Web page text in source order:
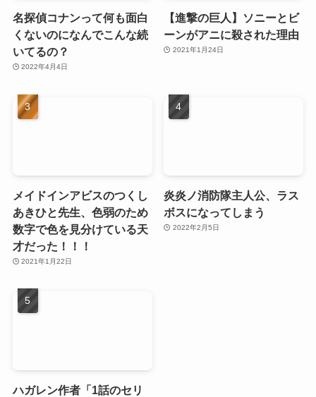
名探偵コナンって何も面白
くないのになんでこんな続
いてるの？
2022年4月4日
【進撃の巨人】ソニーとビ
ーンがアニに殺された理由
2021年1月24日
メイドインアビスのつくし
あきひと先生、色弱のため
数字で色を見分けている天
才だった！！！
2021年1月22日
炎炎ノ消防隊主人公、ラス
ボスになってしまう
2022年2月5日
ハガレン作者「1話のセリ